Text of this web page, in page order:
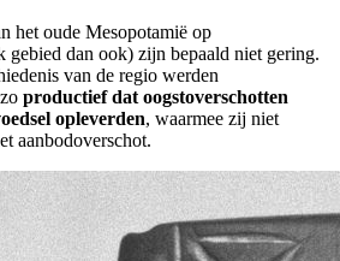
het oude Mesopotamië op
dan ook) zijn bepaald niet gering.
van de regio werden
productief dat oogstoverschotten
opleverden, waarmee zij niet
aanbodoverschot.